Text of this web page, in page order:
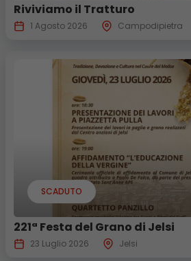
Riviviamo il Tratturo
1 Agosto 2026 Campodipietra
SCADUTO
221ª Festa del Grano di Jelsi
23 Luglio 2026 Jelsi